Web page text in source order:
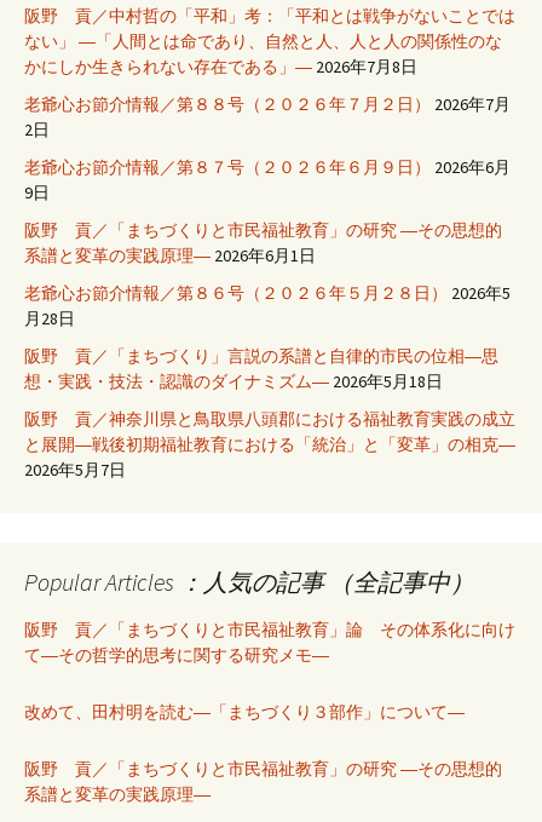
阪野 貢／中村哲の「平和」考：「平和とは戦争がないことでは
ない」 ―「人間とは命であり、自然と人、人と人の関係性のな
かにしか生きられない存在である」― 2026年7月8日
老爺心お節介情報／第８８号（２０２６年７月２日）
2026年7月
2日
老爺心お節介情報／第８７号（２０２６年６月９日）
2026年6月
9日
阪野 貢／「まちづくりと市民福祉教育」の研究 ―その思想的
系譜と変革の実践原理― 2026年6月1日
老爺心お節介情報／第８６号（２０２６年５月２８日）
2026年5
月28日
阪野 貢／「まちづくり」言説の系譜と自律的市民の位相―思
想・実践・技法・認識のダイナミズム― 2026年5月18日
阪野 貢／神奈川県と鳥取県八頭郡における福祉教育実践の成立
と展開―戦後初期福祉教育における「統治」と「変革」の相克―
2026年5月7日
Popular Articles ：人気の記事 （全記事中）
阪野 貢／「まちづくりと市民福祉教育」論 その体系化に向け
て―その哲学的思考に関する研究メモ―
改めて、田村明を読む―「まちづくり３部作」について―
阪野 貢／「まちづくりと市民福祉教育」の研究 ―その思想的
系譜と変革の実践原理―